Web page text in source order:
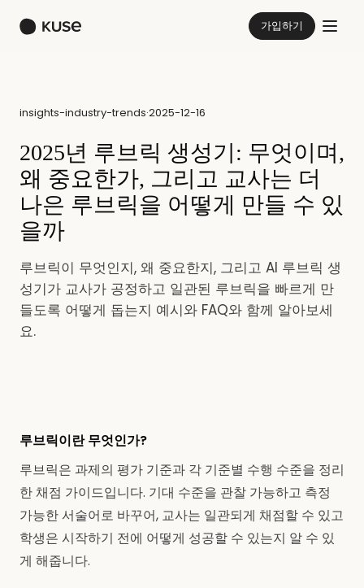
가입하기
insights-industry-trends·2025-12-16
2025년 루브릭 생성기: 무엇이며,
왜 중요한가, 그리고 교사는 더
나은 루브릭을 어떻게 만들 수 있
을까
루브릭이 무엇인지, 왜 중요한지, 그리고 AI 루브릭 생
성기가 교사가 공정하고 일관된 루브릭을 빠르게 만
들도록 어떻게 돕는지 예시와 FAQ와 함께 알아보세
요.
루브릭이란 무엇인가?
루브릭은 과제의 평가 기준과 각 기준별 수행 수준을 정리
한 채점 가이드입니다. 기대 수준을 관찰 가능하고 측정
가능한 서술어로 바꾸어, 교사는 일관되게 채점할 수 있고
학생은 시작하기 전에 어떻게 성공할 수 있는지 알 수 있
게 해줍니다.